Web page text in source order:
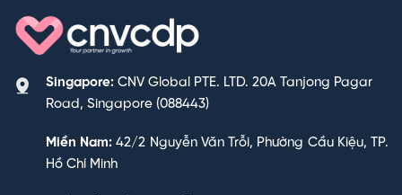
Singapore: CNV Global PTE. LTD. 20A Tanjong Pagar
Road, Singapore (088443)
Miền Nam: 42/2 Nguyễn Văn Trỗi, Phường Cầu Kiệu, TP.
Hồ Chí Minh